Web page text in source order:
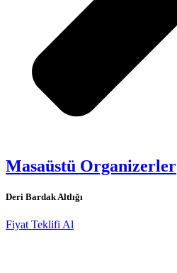
Masaüstü Organizerler
Deri Bardak Altlığı
Fiyat Teklifi Al